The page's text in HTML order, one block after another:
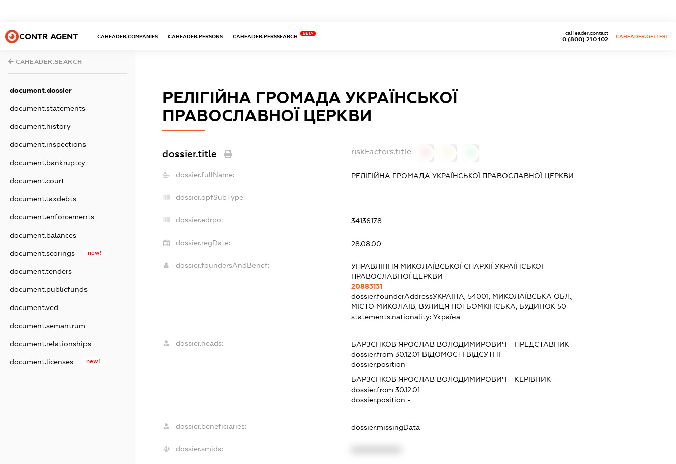
CONTR AGENT CAHEADER.COMPANIES CAHEADER.PERSONS CAHEADER.PERSSEARCH
BETA
0 (800) 210 102
caHeader.contact
CAHEADER.GETTEST
CAHEADER.SEARCH
document.dossier
document.statements
document.history
document.inspections
document.bankruptcy
document.court
document.taxdebts
document.enforcements
document.balances
document.scorings new!
document.tenders
document.publicfunds
document.ved
document.semantrum
document.relationships
document.licenses new!
РЕЛІГІЙНА ГРОМАДА УКРАЇНСЬКОЇ
ПРАВОСЛАВНОЇ ЦЕРКВИ
dossier.title riskFactors.title
dossier.fullName: РЕЛІГІЙНА ГРОМАДА УКРАЇНСЬКОЇ ПРАВОСЛАВНОЇ ЦЕРКВИ
dossier.opfSubType: -
dossier.edrpo: 34136178
dossier.regDate: 28.08.00
dossier.foundersAndBenef:
УПРАВЛІННЯ МИКОЛАЇВСЬКОЇ ЄПАРХІЇ УКРАЇНСЬКОЇ
ПРАВОСЛАВНОЇ ЦЕРКВИ
20883131
dossier.founderAddressУКРАЇНА, 54001, МИКОЛАЇВСЬКА ОБЛ.,
МІСТО МИКОЛАЇВ, ВУЛИЦЯ ПОТЬОМКІНСЬКА, БУДИНОК 50
statements.nationality: Україна
dossier.heads: БАРЗЄНКОВ ЯРОСЛАВ ВОЛОДИМИРОВИЧ - ПРЕДСТАВНИК-
dossier.from 30.12.01 ВІДОМОСТІ ВІДСУТНІ
dossier.position -
БАРЗЄНКОВ ЯРОСЛАВ ВОЛОДИМИРОВИЧ - КЕРІВНИК-
dossier.from 30.12.01
dossier.position -
dossier.beneficiaries: dossier.missingData
dossier.smida: